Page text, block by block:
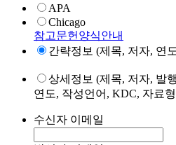
APA
Chicago
참고문헌양식안내
간략정보 (제목, 저자, 연
상세정보 (제목, 저자, 발
연도, 작성언어, KDC, 자료
수신자 이메일